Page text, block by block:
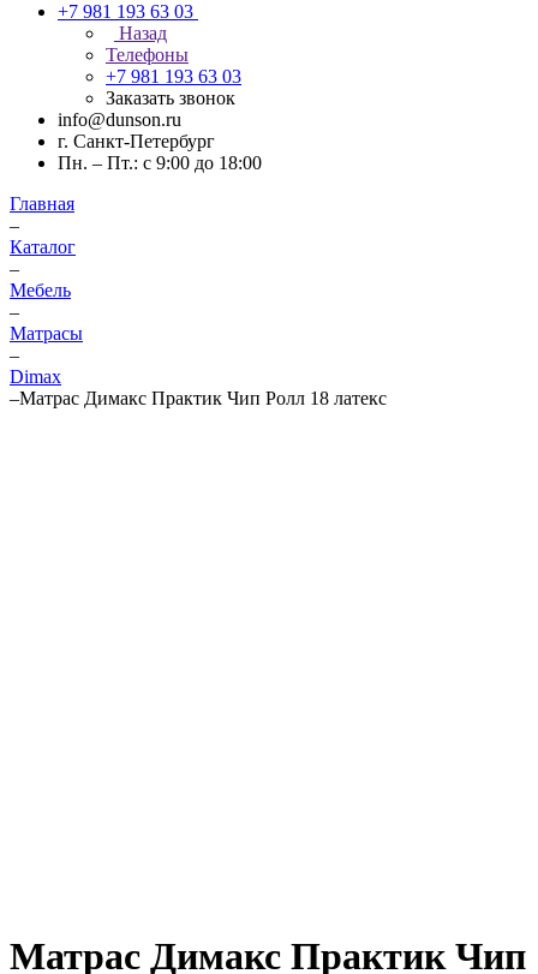
+7 981 193 63 03
Назад
Телефоны
+7 981 193 63 03
Заказать звонок
info@dunson.ru
г. Санкт-Петербург
Пн. – Пт.: с 9:00 до 18:00
Главная
–
Каталог
–
Мебель
–
Матрасы
–
Dimax
–Матрас Димакс Практик Чип Ролл 18 латекс
Матрас Димакс Практик Чип